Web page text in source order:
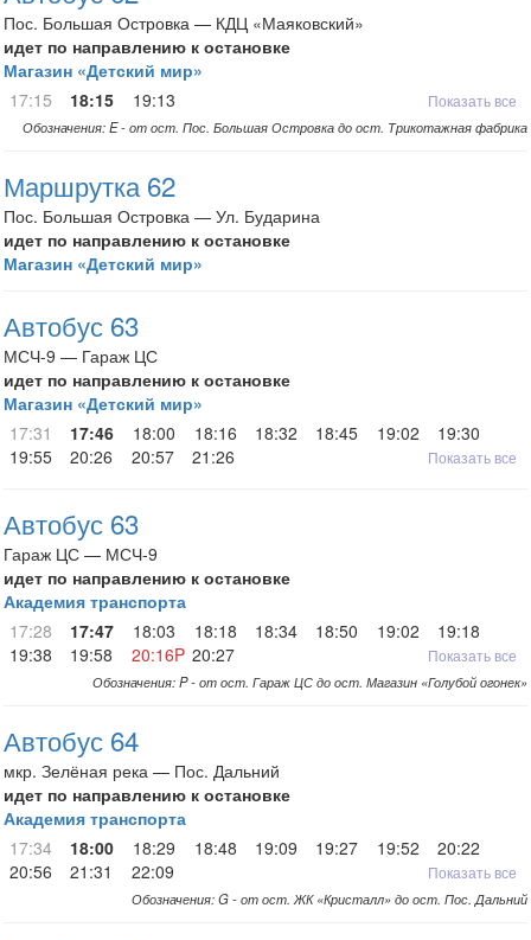
Пос. Большая Островка — КДЦ «Маяковский»
идет по направлению к остановке
Магазин «Детский мир»
17:15
18:15 19:13 Показать все
Обозначения: E - от ост. Пос. Большая Островка до ост. Трикотажная фабрика
Маршрутка 62
Пос. Большая Островка — Ул. Бударина
идет по направлению к остановке
Магазин «Детский мир»
Автобус 63
МСЧ-9 — Гараж ЦС
идет по направлению к остановке
Магазин «Детский мир»
17:31
17:46 18:00 18:16 18:32 18:45 19:02
19:30
19:55
20:26 20:57 21:26 Показать все
Автобус 63
Гараж ЦС — МСЧ-9
идет по направлению к остановке
Академия транспорта
17:28
17:47 18:03 18:18 18:34 18:50 19:02
19:18
19:38
19:58 20:16P 20:27 Показать все
Обозначения: P - от ост. Гараж ЦС до ост. Магазин «Голубой огонек»
Автобус 64
мкр. Зелёная река — Пос. Дальний
идет по направлению к остановке
Академия транспорта
17:34
18:00 18:29 18:48 19:09 19:27 19:52
20:22
20:56
21:31 22:09 Показать все
Обозначения: G - от ост. ЖК «Кристалл» до ост. Пос. Дальний